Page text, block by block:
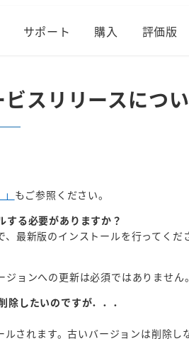
サポート 購入 評価版
スリリースについ
もご参照ください。
する必要がありますか？
最新版のインストールを行ってくだ
ョンへの更新は必須ではありません。
したいのですが．．．
れます。古いバージョンは削除し